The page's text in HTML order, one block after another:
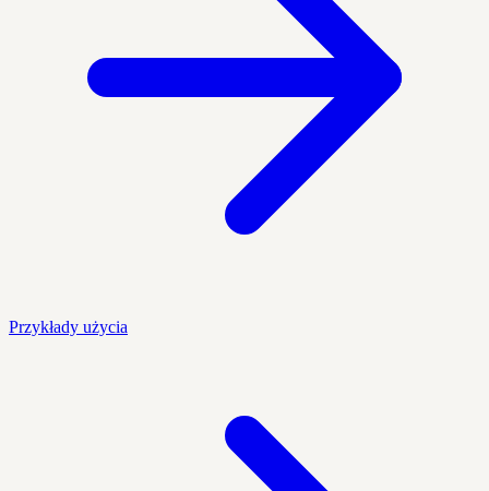
Przykłady użycia